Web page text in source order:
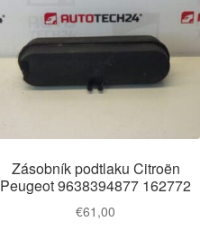
Zásobník podtlaku Citroën
Peugeot 9638394877 162772
€61,00